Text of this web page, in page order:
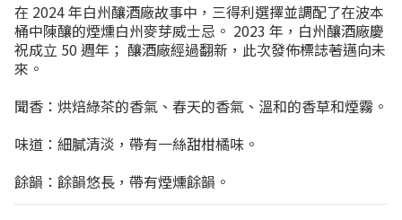
在 2024 年白州釀酒廠故事中，三得利選擇並調配了在波本
桶中陳釀的煙燻白州麥芽威士忌。 2023 年，白州釀酒廠慶
祝成立 50 週年； 釀酒廠經過翻新，此次發佈標誌著邁向未
來。
聞香：烘焙綠茶的香氣、春天的香氣、溫和的香草和煙霧。
味道：細膩清淡，帶有一絲甜柑橘味。
餘韻：餘韻悠長，帶有煙燻餘韻。